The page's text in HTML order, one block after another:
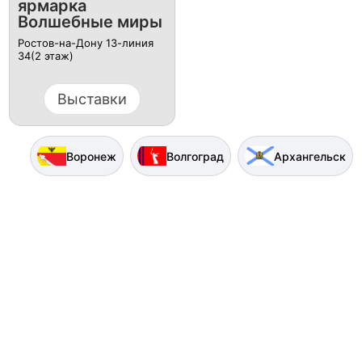
ярмарка
Волшебные миры
Ростов-на-Дону 13-линия
34(2 этаж)
Выставки
Воронеж Волгоград Архангельск